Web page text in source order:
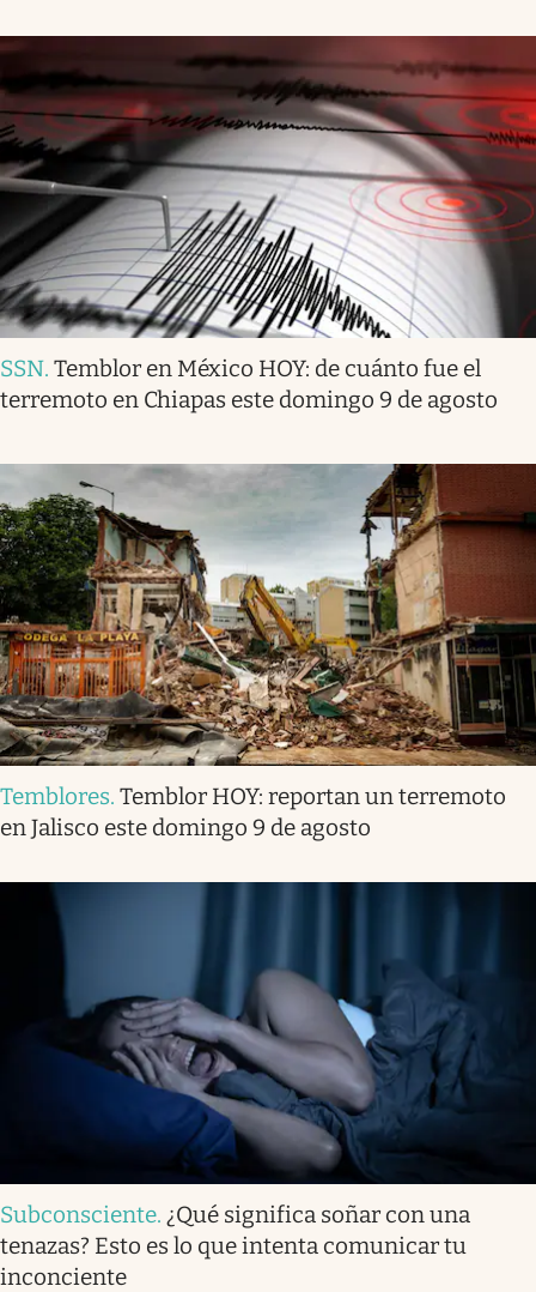
SSN. Temblor en México HOY: de cuánto fue el
terremoto en Chiapas este domingo 9 de agosto
Temblores. Temblor HOY: reportan un terremoto
en Jalisco este domingo 9 de agosto
Subconsciente. ¿Qué significa soñar con una
tenazas? Esto es lo que intenta comunicar tu
inconciente